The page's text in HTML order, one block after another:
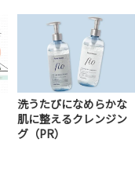
洗うたびになめらかな
肌に整えるクレンジン
グ（PR）